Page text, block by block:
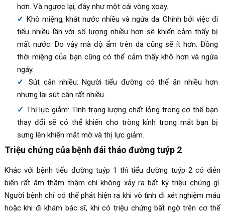
hơn. Và ngược lại, đây như một cái vòng xoay.
Khô miệng, khát nước nhiều và ngứa da: Chính bởi việc đi
tiểu nhiều lần với số lượng nhiều hơn sẽ khiến cảm thấy bị
mất nước. Do vậy mà độ ẩm trên da cũng sẽ ít hơn. Đồng
thời miệng của bạn cũng có thể cảm thấy khô hơn và ngứa
ngáy.
Sút cân nhiều: Người tiểu đường có thể ăn nhiều hơn
nhưng lại sút cân rất nhiều.
Thị lực giảm: Tình trạng lượng chất lỏng trong cơ thể bạn
thay đổi sẽ có thể khiến cho tròng kính trong mắt bạn bị
sưng lên khiến mắt mờ và thị lực giảm.
Triệu chứng của bệnh đái tháo đường tuýp 2
Khác với bệnh tiểu đường tuýp 1 thì tiểu đường tuýp 2 có diễn
biến rất âm thầm thậm chí không xảy ra bất kỳ triệu chứng gì.
Người bệnh chỉ có thể phát hiện ra khi vô tình đi xét nghiệm máu
hoặc khi đi khám bác sĩ, khi có triệu chứng bất ngờ trên cơ thể